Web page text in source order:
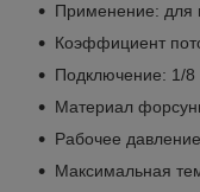
Применение: для
Коэффициент
Подключение: 1/8
Материал
Рабочее
Максимальная